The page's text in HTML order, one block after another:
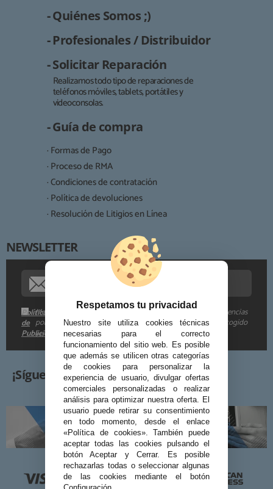
- Quiénes Somos ;)
- Profesionales / Distribuidor
- Solicitar Reparación
Realizamos todo tipo de reparaciones de
teléfonos móviles, tablets, portátiles y
videoconsolas.
- Guía de compra
· Formas de Pago
· Proceso de RMA
· Condiciones de contratación
· Política de devoluciones
· Resolución de Litigios en Línea
NEWSLETTER
Me gustaría recibir descuentos exclusivos, novedades y tendencias
por e-mail. Puedo darme de baja cuando quiera según lo recogido
en la
Política
de
Publicidad
Responsable:
Finalidad:
Destinatarios:
Derechos:
Procedencia de los datos:
Información adicional:
¡Síguenos!
Respetamos tu privacidad
Nuestro site utiliza cookies técnicas
necesarias para el correcto
funcionamiento del sitio web. Es posible
que además se utilicen otras categorías
de cookies para personalizar la
experiencia de usuario, divulgar ofertas
comerciales personalizadas o realizar
análisis para optimizar nuestra oferta. El
usuario puede retirar su consentimiento
en todo momento, desde el enlace
«Política de cookies». También puede
aceptar todas las cookies pulsando el
botón Aceptar y Cerrar. Es posible
rechazarlas todas o seleccionar algunas
de las cookies mediante el botón